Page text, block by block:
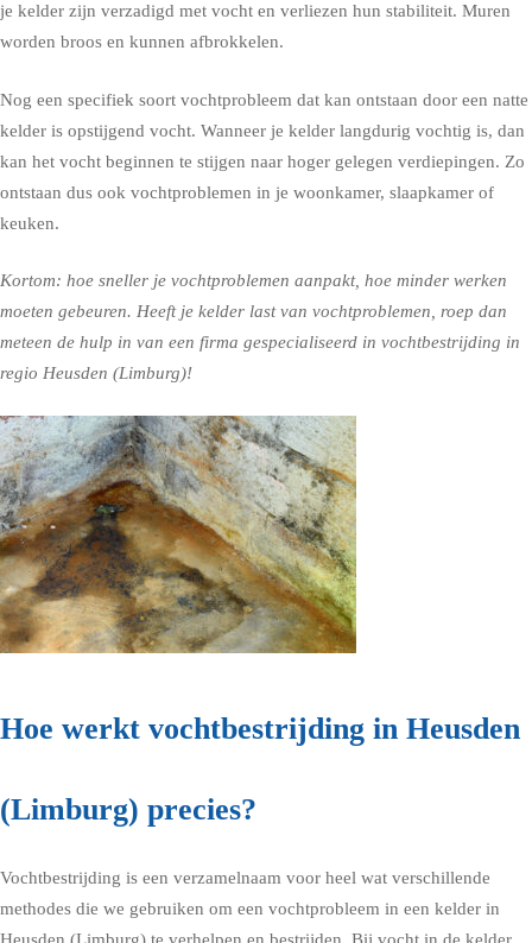
je kelder zijn verzadigd met vocht en verliezen hun stabiliteit. Muren
worden broos en kunnen afbrokkelen.
Nog een specifiek soort vochtprobleem dat kan ontstaan door een natte
kelder is opstijgend vocht. Wanneer je kelder langdurig vochtig is, dan
kan het vocht beginnen te stijgen naar hoger gelegen verdiepingen. Zo
ontstaan dus ook vochtproblemen in je woonkamer, slaapkamer of
keuken.
Kortom: hoe sneller je vochtproblemen aanpakt, hoe minder werken
moeten gebeuren. Heeft je kelder last van vochtproblemen, roep dan
meteen de hulp in van een firma gespecialiseerd in vochtbestrijding in
regio Heusden (Limburg)!
Hoe werkt vochtbestrijding in Heusden
(Limburg) precies?
Vochtbestrijding is een verzamelnaam voor heel wat verschillende
methodes die we gebruiken om een vochtprobleem in een kelder in